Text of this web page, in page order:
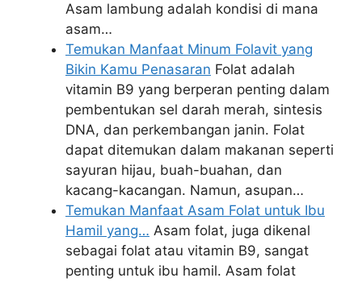
Asam lambung adalah kondisi di mana
asam…
Temukan Manfaat Minum Folavit yang
Bikin Kamu Penasaran Folat adalah
vitamin B9 yang berperan penting dalam
pembentukan sel darah merah, sintesis
DNA, dan perkembangan janin. Folat
dapat ditemukan dalam makanan seperti
sayuran hijau, buah-buahan, dan
kacang-kacangan. Namun, asupan…
Temukan Manfaat Asam Folat untuk Ibu
Hamil yang… Asam folat, juga dikenal
sebagai folat atau vitamin B9, sangat
penting untuk ibu hamil. Asam folat